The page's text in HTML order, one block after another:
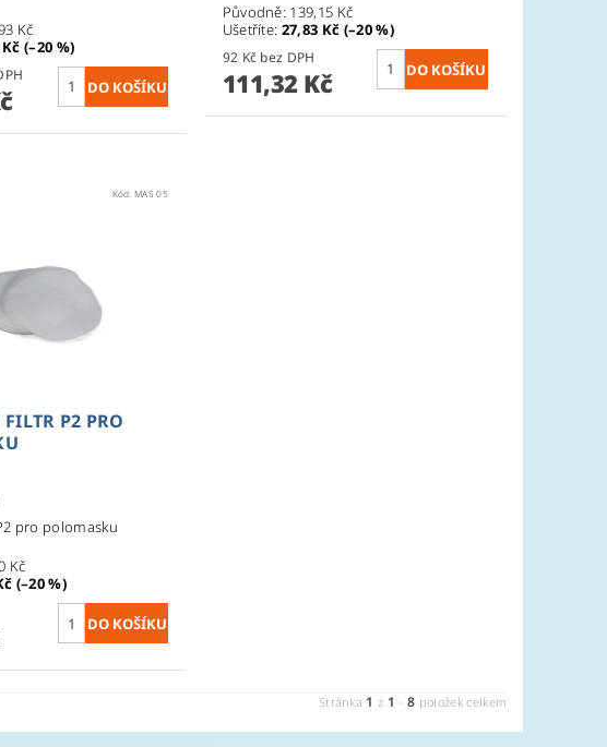
Kč
(–20 %)
DPH
Původně: 139,15 Kč
Ušetříte: 27,83 Kč (–20 %)
92 Kč bez DPH
111,32 Kč
Kód:MAS 05
P2 PRO
pro polomasku
Kč
(–20 %)
Stránka 1 z 1 -8 položek celkem